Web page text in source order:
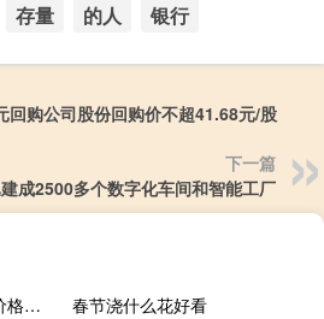
存量 的人 银行
回购公司股份回购价不超41.68元/股
下一篇
成2500多个数字化车间和智能工厂
方锥是什么，方锥2021价格和图文详情
春节浇什么花好看